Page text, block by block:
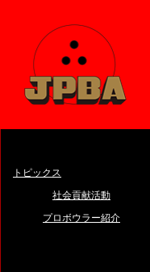
トピックス
社会貢献活動
プロボウラー紹介